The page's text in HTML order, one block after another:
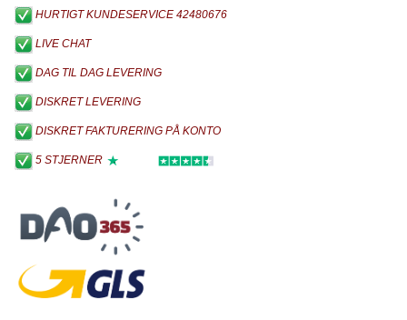
HURTIGT KUNDESERVICE 42480676
LIVE CHAT
DAG TIL DAG LEVERING
DISKRET LEVERING
DISKRET FAKTURERING PÅ KONTO
5 STJERNER